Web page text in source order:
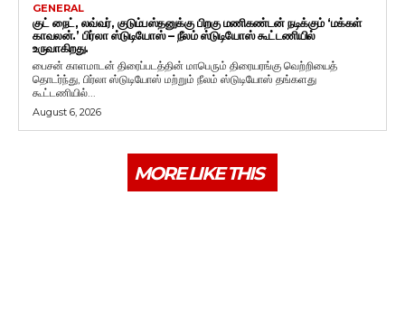
GENERAL
குட் நைட், லவ்வர், குடும்பஸ்தனுக்கு பிறகு மணிகண்டன் நடிக்கும் ‘மக்கள்
காவலன்.’ பிர்லா ஸ்டுடியோஸ் – நீலம் ஸ்டுடியோஸ் கூட்டணியில்
உருவாகிறது.
பைசன் காளமாடன் திரைப்படத்தின் மாபெரும் திரையரங்கு வெற்றியைத்
தொடர்ந்து, பிர்லா ஸ்டுடியோஸ் மற்றும் நீலம் ஸ்டுடியோஸ் தங்களது
கூட்டணியில்...
August 6, 2026
MORE LIKE THIS